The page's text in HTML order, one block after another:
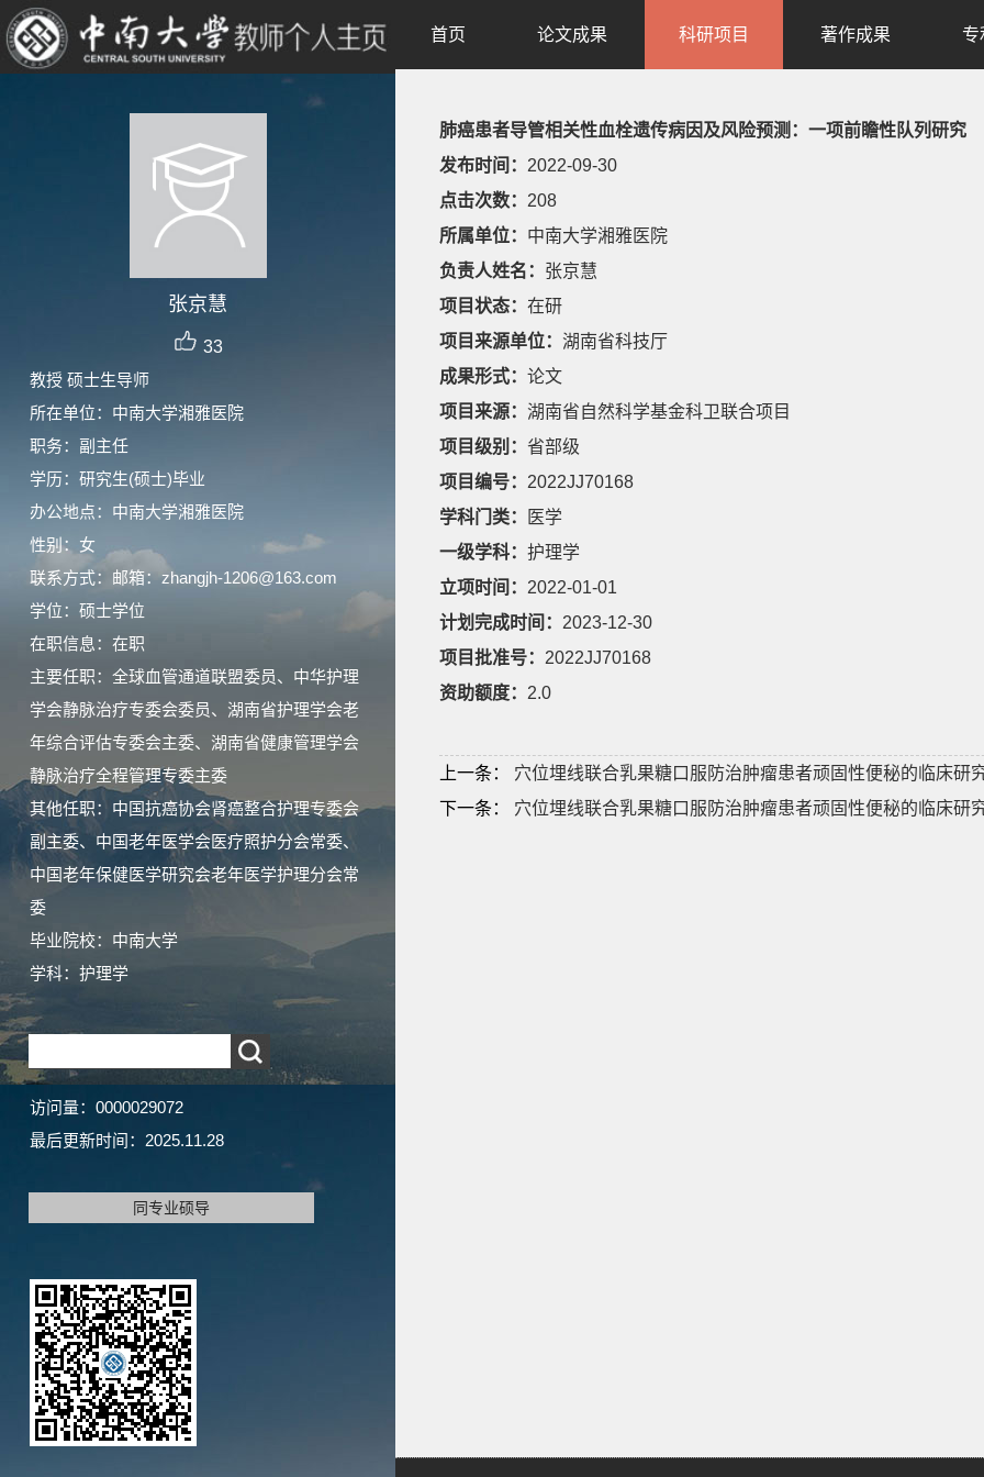
张京慧
33
教授 硕士生导师
所在单位：中南大学湘雅医院
职务：副主任
学历：研究生(硕士)毕业
办公地点：中南大学湘雅医院
性别：女
联系方式：邮箱：zhangjh-1206@163.com
学位：硕士学位
在职信息：在职
主要任职：全球血管通道联盟委员、中华护理
学会静脉治疗专委会委员、湖南省护理学会老
年综合评估专委会主委、湖南省健康管理学会
静脉治疗全程管理专委主委
其他任职：中国抗癌协会肾癌整合护理专委会
副主委、中国老年医学会医疗照护分会常委、
中国老年保健医学研究会老年医学护理分会常
委
毕业院校：中南大学
学科：护理学
访问量： 0000029072
最后更新时间： 2025.11.28
同专业硕导
首页 论文成果 科研项目 著作成果 专
肺癌患者导管相关性血栓遗传病因及风险预测：一项前瞻性队列研究
发布时间： 2022-09-30
点击次数： 208
所属单位： 中南大学湘雅医院
负责人姓名： 张京慧
项目状态： 在研
项目来源单位： 湖南省科技厅
成果形式： 论文
项目来源： 湖南省自然科学基金科卫联合项目
项目级别： 省部级
项目编号： 2022JJ70168
学科门类：
医学
一级学科： 护理学
立项时间： 2022-01-01
计划完成时间： 2023-12-30
项目批准号： 2022JJ70168
资助额度： 2.0
上一条：
穴位埋线联合乳果糖口服防治肿瘤患者顽固性便秘的临床研
下一条：
穴位埋线联合乳果糖口服防治肿瘤患者顽固性便秘的临床研